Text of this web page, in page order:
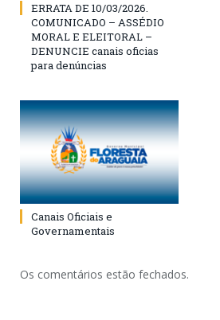
ERRATA DE 10/03/2026.
COMUNICADO – ASSÉDIO
MORAL E ELEITORAL –
DENUNCIE canais oficias
para denúncias
Canais Oficiais e
Governamentais
Os comentários estão fechados.